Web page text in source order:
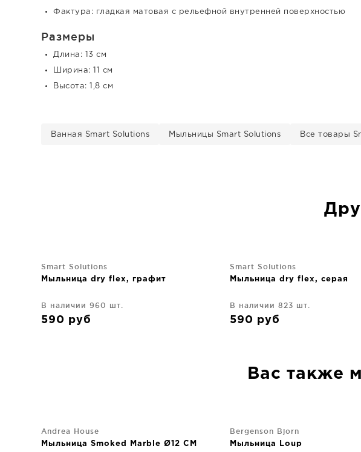
Фактура: гладкая матовая с рельефной внутренней поверхностью
Размеры
Длина: 13 см
Ширина: 11 см
Высота: 1,8 см
Ванная Smart Solutions Мыльницы Smart Solutions Все товары
Smart Solutions
Мыльница dry flex, графит
В наличии 960 шт.
590 руб
Smart Solutions
Мыльница dry flex, серая
В наличии 823 шт.
590 руб
Вас также
Andrea House
Мыльница Smoked Marble Ø12 CM
Bergenson Bjorn
Мыльница Loup